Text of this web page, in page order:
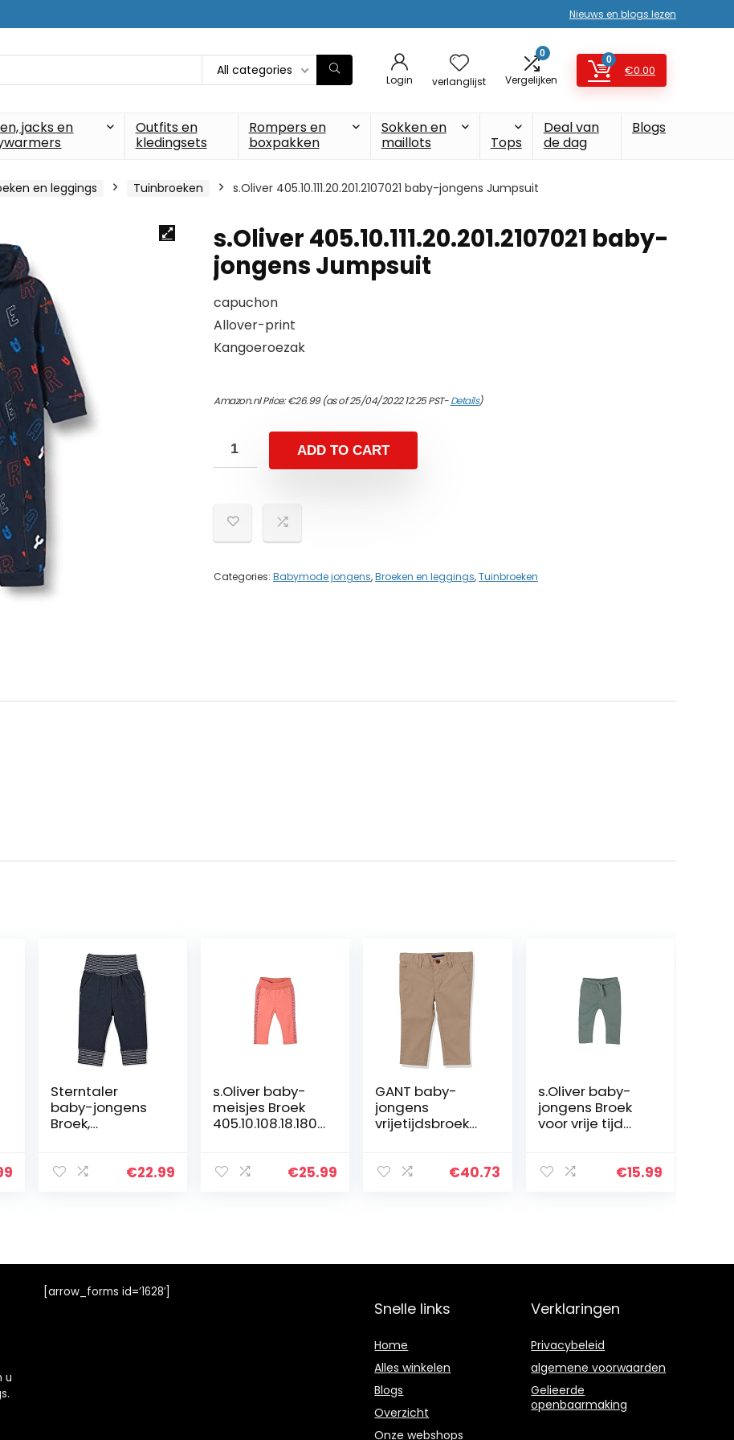
Nieuws en blogs lezen
All categories
Login verlanglijst
0
Vergelijken
0
€0.00
jacks en
Outfits en
kledingsets
Rompers en
boxpakken
Sokken en
maillots
Tops
Deal van
de dag
Blogs
en leggings Tuinbroeken s.Oliver 405.10.111.20.201.2107021 baby-jongens Jumpsuit
s.Oliver 405.10.111.20.201.2107021 baby-
jongens Jumpsuit
capuchon
Allover-print
Kangoeroezak
Amazon.nl Price:€26.99(as of 25/04/2022 12:25 PST-Details)
ADD TO CART
Categories: Babymode jongens,Broeken en leggings,Tuinbroeken
Sterntaler
baby-jongens
Broek,
Ringelbund €22.99
s.Oliver baby-
meisjes Broek
405.10.108.18.180.
€25.99
GANT baby-
jongens
vrijetijdsbroek
€40.73
s.Oliver baby-
jongens Broek
voor vrije tijd
€15.99
u
[arrow_forms id=’1628′]
Snelle links
Home
Alles winkelen
Blogs
Overzicht
Onze webshops
Verklaringen
Privacybeleid
algemene voorwaarden
Gelieerde
openbaarmaking